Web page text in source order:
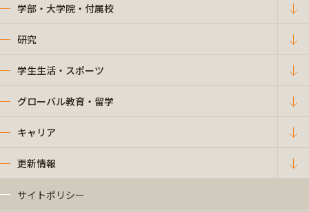
学部・大学院・付属校
研究
学生生活・スポーツ
グローバル教育・留学
キャリア
更新情報
サイトポリシー